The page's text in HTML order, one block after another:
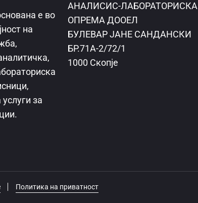
е во
на
за
AНАЛИСИС-ЛАБОРАТОРИСКА
ОПРЕМА ДООЕЛ
БУЛЕВАР ЈАНЕ САНДАНСКИ
БР.71А-2/72/1
1000 Скопје
Политика на приватност